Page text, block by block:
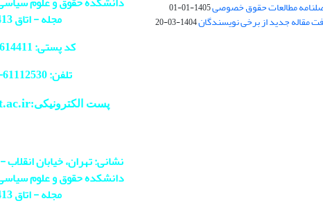
مطالعات حقوق خصوصی1405-01-01
مقاله جدید از برخی نویسندگان1404-03-20
مجله - اتاق 413
کد پستی: 1417614411
تلفن: 61112530-
پست الکترونیکی:lawmag
نشانی: تهران، خیابان
مجله - اتاق 413